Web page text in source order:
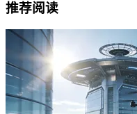
推荐阅读